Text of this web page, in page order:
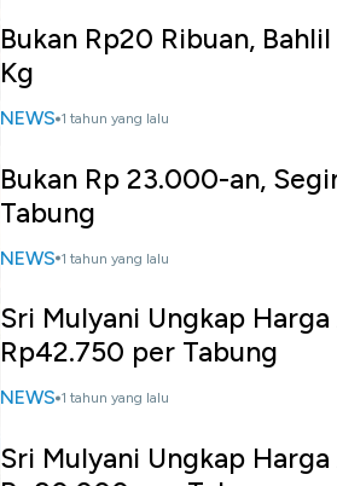
Bukan Rp20 Ribuan,
Kg
NEWS 1 tahun yang lalu
Bukan Rp 23.000-an,
Tabung
NEWS 1 tahun yang lalu
Sri Mulyani Ungkap
Rp42.750 per Tabung
NEWS 1 tahun yang lalu
Sri Mulyani Ungkap Harga